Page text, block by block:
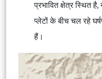
प्रभावित क्षेत्र स्थित
प्लेटों के बीच चल रहे
हैं।